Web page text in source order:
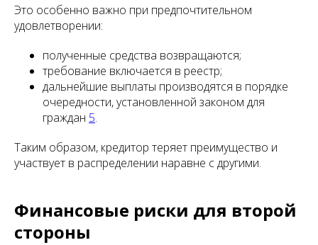
Это особенно важно при предпочтительном
удовлетворении:
полученные средства возвращаются;
требование включается в реестр;
дальнейшие выплаты производятся в порядке
очередности, установленной законом для
граждан 5.
Таким образом, кредитор теряет преимущество и
участвует в распределении наравне с другими.
Финансовые риски для второй
стороны